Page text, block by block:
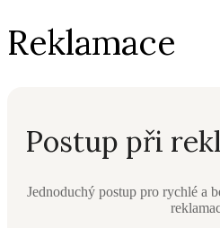
Reklamace
Postup při
Jednoduchý postup pro rychlé a